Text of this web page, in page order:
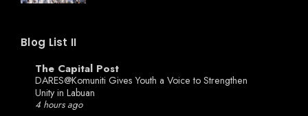
Blog List II
The Capital Post
DARES@Komuniti Gives Youth a Voice to Strengthen
Unity in Labuan
4 hours ago